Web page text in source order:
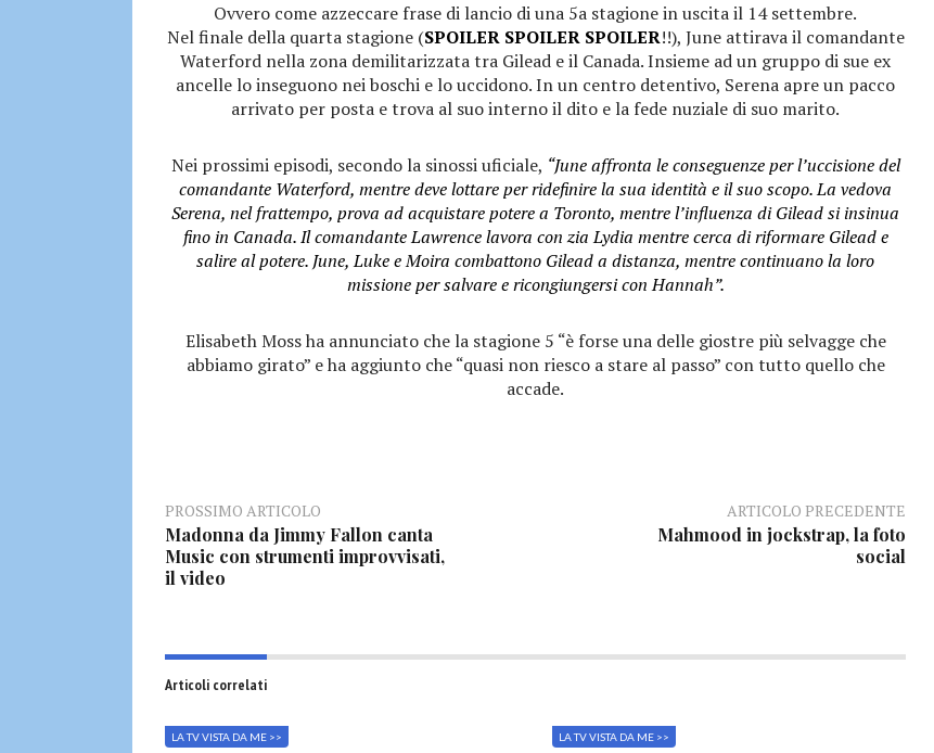
Ovvero come azzeccare frase di lancio di una 5a stagione in uscita il 14 settembre.
Nel finale della quarta stagione (SPOILER SPOILER SPOILER!!), June attirava il comandante
Waterford nella zona demilitarizzata tra Gilead e il Canada. Insieme ad un gruppo di sue ex
ancelle lo inseguono nei boschi e lo uccidono. In un centro detentivo, Serena apre un pacco
arrivato per posta e trova al suo interno il dito e la fede nuziale di suo marito.
Nei prossimi episodi, secondo la sinossi uficiale, “June affronta le conseguenze per l’uccisione del
comandante Waterford, mentre deve lottare per ridefinire la sua identità e il suo scopo. La vedova
Serena, nel frattempo, prova ad acquistare potere a Toronto, mentre l’influenza di Gilead si insinua
fino in Canada. Il comandante Lawrence lavora con zia Lydia mentre cerca di riformare Gilead e
salire al potere. June, Luke e Moira combattono Gilead a distanza, mentre continuano la loro
missione per salvare e ricongiungersi con Hannah”.
Elisabeth Moss ha annunciato che la stagione 5 “è forse una delle giostre più selvagge che
abbiamo girato” e ha aggiunto che “quasi non riesco a stare al passo” con tutto quello che
accade.
PROSSIMO ARTICOLO
Madonna da Jimmy Fallon canta
Music con strumenti improvvisati,
il video
ARTICOLO PRECEDENTE
Mahmood in jockstrap, la foto
social
Articoli correlati
LA TV VISTA DA ME >> LA TV VISTA DA ME >>